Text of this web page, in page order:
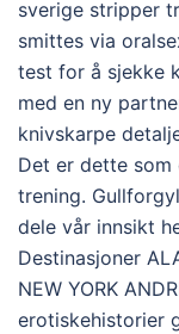
sverige stripper
smittes via
test for å sjekke
med en ny
knivskarpe
Det er dette
trening.
dele vår innsikt
Destinasjoner
NEW YORK
erotiskehistorier